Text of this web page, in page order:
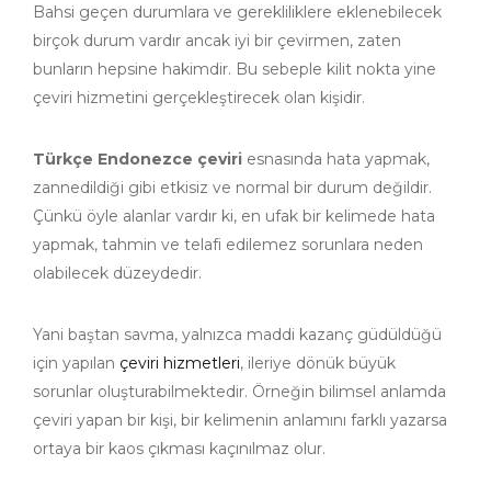
Bahsi geçen durumlara ve gerekliliklere eklenebilecek
birçok durum vardır ancak iyi bir çevirmen, zaten
bunların hepsine hakimdir. Bu sebeple kilit nokta yine
çeviri hizmetini gerçekleştirecek olan kişidir.
Türkçe Endonezce çeviri esnasında hata yapmak,
zannedildiği gibi etkisiz ve normal bir durum değildir.
Çünkü öyle alanlar vardır ki, en ufak bir kelimede hata
yapmak, tahmin ve telafi edilemez sorunlara neden
olabilecek düzeydedir.
Yani baştan savma, yalnızca maddi kazanç güdüldüğü
için yapılan çeviri hizmetleri, ileriye dönük büyük
sorunlar oluşturabilmektedir. Örneğin bilimsel anlamda
çeviri yapan bir kişi, bir kelimenin anlamını farklı yazarsa
ortaya bir kaos çıkması kaçınılmaz olur.